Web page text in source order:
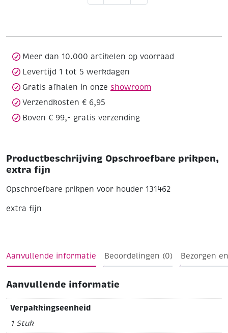
Meer dan 10.000 artikelen op voorraad
Levertijd 1 tot 5 werkdagen
Gratis afhalen in onze showroom
Verzendkosten € 6,95
Boven € 99,- gratis verzending
Productbeschrijving Opschroefbare prikpen,
extra fijn
Opschroefbare prikpen voor houder 131462
extra fijn
Aanvullende informatie Beoordelingen (0) Bezorgen
Aanvullende informatie
Verpakkingseenheid
1 Stuk